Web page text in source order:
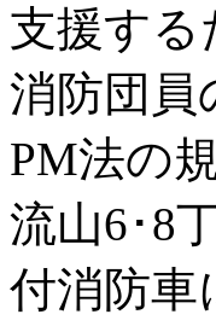
支援する
消防団
PM法の
流山6･8
付消防車